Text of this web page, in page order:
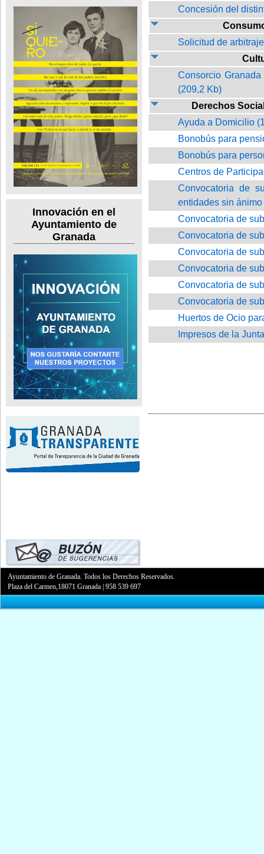
Innovación en el
Ayuntamiento de
Granada
Concesión del
Solicitud de
Consorcio
(209,2 Kb)
Derechos
Ayuda a Domicilio
Bonobús para
Bonobús para
Centros de
Convocatoria de
entidades sin
Convocatoria de
Convocatoria de
Convocatoria de
Convocatoria de
Convocatoria de
Convocatoria de
Huertos de Ocio
Impresos de la
Ayuntamiento de Granada. Todos los Derechos Reservados.
Plaza del Carmen,18071 Granada |958 539 697